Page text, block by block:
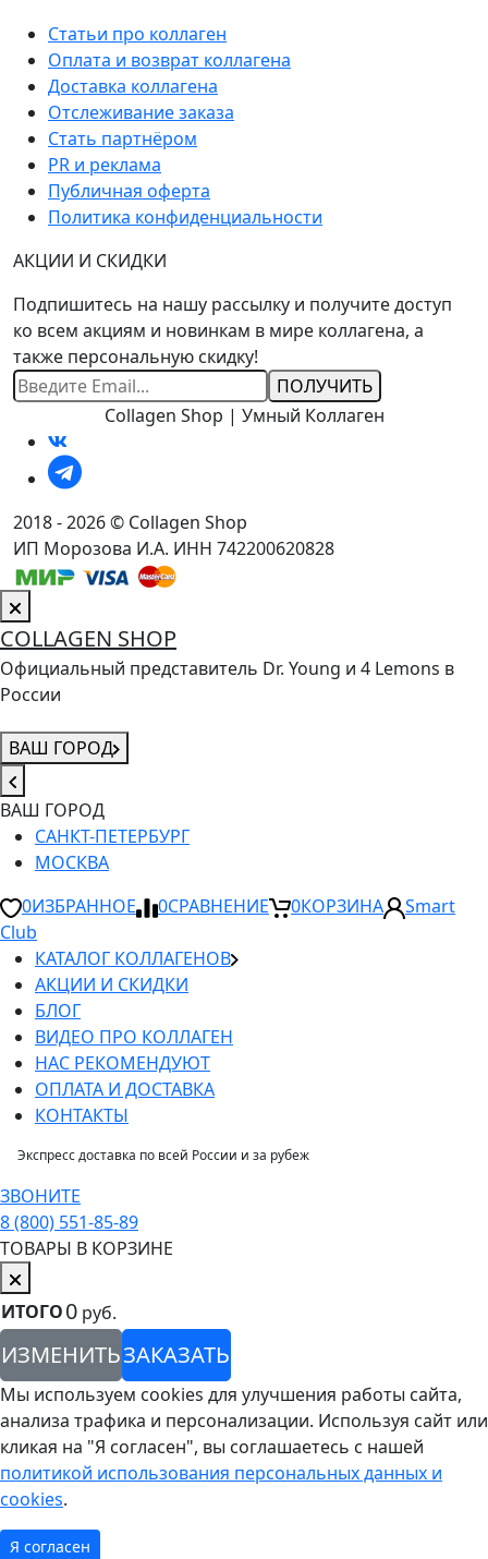
Статьи про коллаген
Оплата и возврат коллагена
Доставка коллагена
Отслеживание заказа
Стать партнёром
PR и реклама
Публичная оферта
Политика конфиденциальности
АКЦИИ И СКИДКИ
Подпишитесь на нашу рассылку и получите доступ
ко всем акциям и новинкам в мире коллагена, а
также персональную скидку!
Ваш
Email
Collagen Shop | Умный Коллаген
2018 - 2026 © Collagen Shop
ИП Морозова И.А. ИНН 742200620828
COLLAGEN SHOP
Официальный представитель Dr. Young и 4 Lemons в
России
ВАШ ГОРОД
ВАШ ГОРОД
САНКТ-ПЕТЕРБУРГ
МОСКВА
0ИЗБРАННОЕ 0СРАВНЕНИЕ 0КОРЗИНА
Smart
Club
КАТАЛОГ КОЛЛАГЕНОВ
АКЦИИ И СКИДКИ
БЛОГ
ВИДЕО ПРО КОЛЛАГЕН
НАС РЕКОМЕНДУЮТ
ОПЛАТА И ДОСТАВКА
КОНТАКТЫ
Экспресс доставка по всей России и за рубеж
ЗВОНИТЕ
8 (800) 551-85-89
ТОВАРЫ В КОРЗИНЕ
ИТОГО0 руб.
ИЗМЕНИТЬЗАКАЗАТЬ
Мы используем cookies для улучшения работы сайта,
анализа трафика и персонализации. Используя сайт или
кликая на "Я согласен", вы соглашаетесь с нашей
политикой использования персональных данных и
cookies.
Я согласен